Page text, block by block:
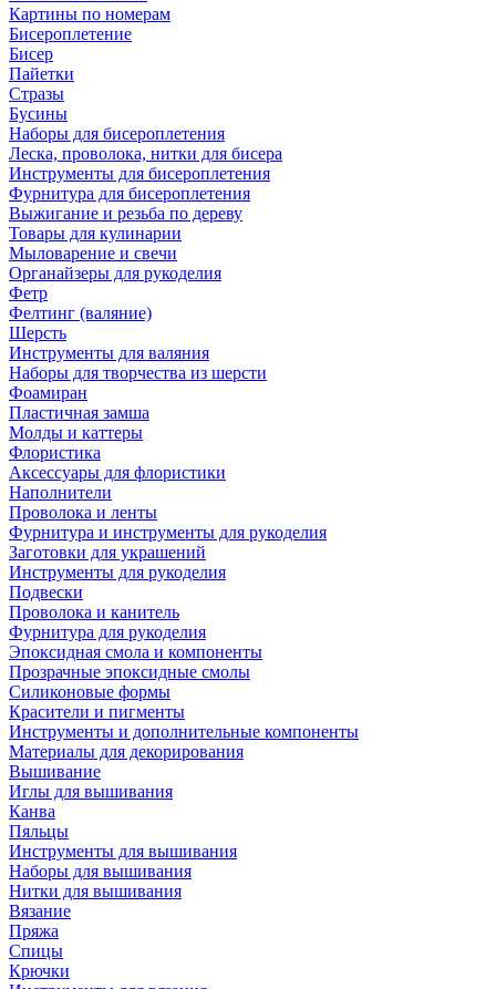
Картины по номерам
Бисероплетение
Бисер
Пайетки
Стразы
Бусины
Наборы для бисероплетения
Леска, проволока, нитки для бисера
Инструменты для бисероплетения
Фурнитура для бисероплетения
Выжигание и резьба по дереву
Товары для кулинарии
Мыловарение и свечи
Органайзеры для рукоделия
Фетр
Фелтинг (валяние)
Шерсть
Инструменты для валяния
Наборы для творчества из шерсти
Фоамиран
Пластичная замша
Молды и каттеры
Флористика
Аксессуары для флористики
Наполнители
Проволока и ленты
Фурнитура и инструменты для рукоделия
Заготовки для украшений
Инструменты для рукоделия
Подвески
Проволока и канитель
Фурнитура для рукоделия
Эпоксидная смола и компоненты
Прозрачные эпоксидные смолы
Силиконовые формы
Красители и пигменты
Инструменты и дополнительные компоненты
Материалы для декорирования
Вышивание
Иглы для вышивания
Канва
Пяльцы
Инструменты для вышивания
Наборы для вышивания
Нитки для вышивания
Вязание
Пряжа
Спицы
Крючки